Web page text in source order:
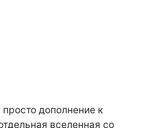
просто дополнение к
вселенная со